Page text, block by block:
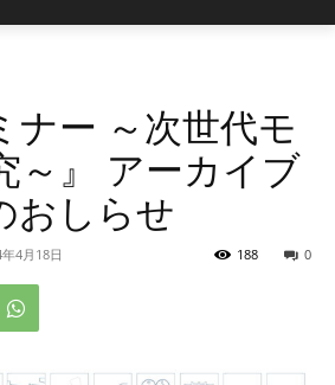
ナー ～次世代モ
～』 アーカイブ
おしらせ
4月18日 0
188